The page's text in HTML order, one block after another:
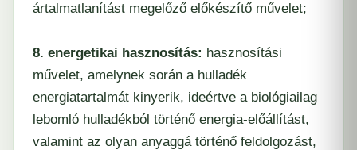
ártalmatlanítást megelőző előkészítő művelet;
8. energetikai hasznosítás: hasznosítási
művelet, amelynek során a hulladék
energiatartalmát kinyerik, ideértve a biológiailag
lebomló hulladékból történő energia-előállítást,
valamint az olyan anyaggá történő feldolgozást,